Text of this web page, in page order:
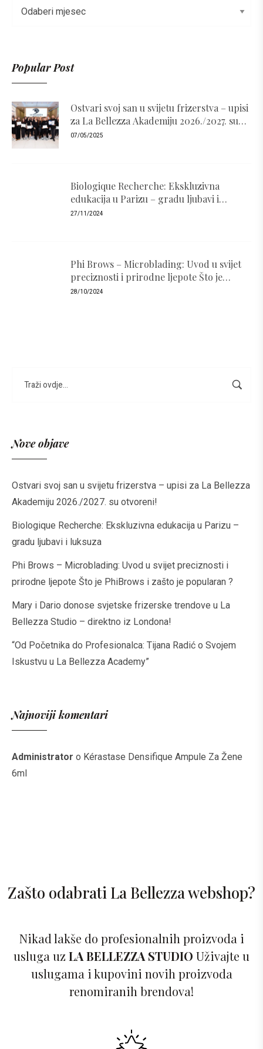
Popular Post
Ostvari svoj san u svijetu frizerstva – upisi
za La Bellezza Akademiju 2026./2027. su
otvoreni!
07/05/2025
Biologique Recherche: Ekskluzivna
edukacija u Parizu – gradu ljubavi i
luksuza
27/11/2024
Phi Brows – Microblading: Uvod u svijet
preciznosti i prirodne ljepote Što je
PhiBrows i zašto je popularan ?
28/10/2024
Nove objave
Ostvari svoj san u svijetu frizerstva – upisi za La Bellezza
Akademiju 2026./2027. su otvoreni!
Biologique Recherche: Ekskluzivna edukacija u Parizu –
gradu ljubavi i luksuza
Phi Brows – Microblading: Uvod u svijet preciznosti i
prirodne ljepote Što je PhiBrows i zašto je popularan ?
Mary i Dario donose svjetske frizerske trendove u La
Bellezza Studio – direktno iz Londona!
“Od Početnika do Profesionalca: Tijana Radić o Svojem
Iskustvu u La Bellezza Academy”
Najnoviji komentari
Administrator o Kérastase Densifique Ampule Za Žene
6ml
Zašto odabrati La Bellezza webshop?
Nikad lakše do profesionalnih proizvoda i
usluga uz LA BELLEZZA STUDIO Uživajte u
uslugama i kupovini novih proizvoda
renomiranih brendova!